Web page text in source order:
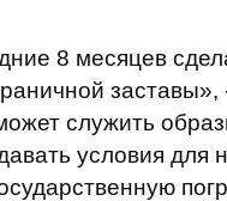
8 месяцев
служить
условия для